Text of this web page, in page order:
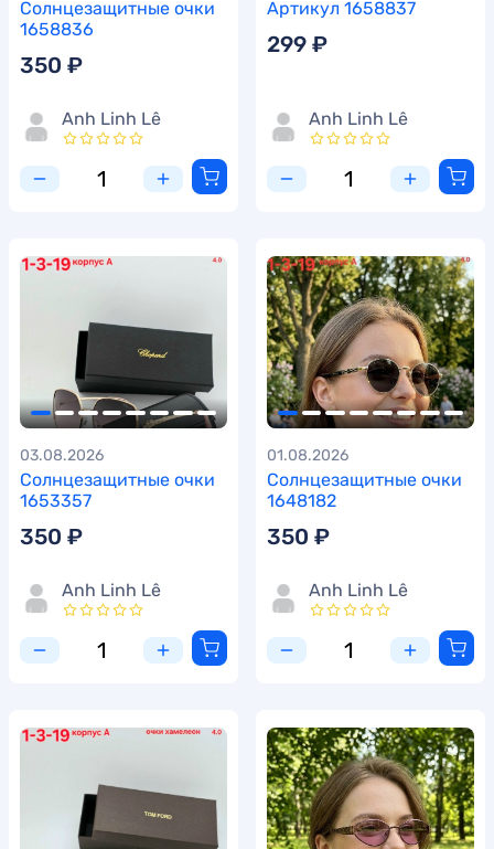
Солнцезащитные очки
1658836
350 ₽
Anh Linh Lê
Артикул 1658837
299 ₽
Anh Linh Lê
Солнцезащитные очки
1653357
03.08.2026
350 ₽
Anh Linh Lê
Солнцезащитные очки
1648182
01.08.2026
350 ₽
Anh Linh Lê